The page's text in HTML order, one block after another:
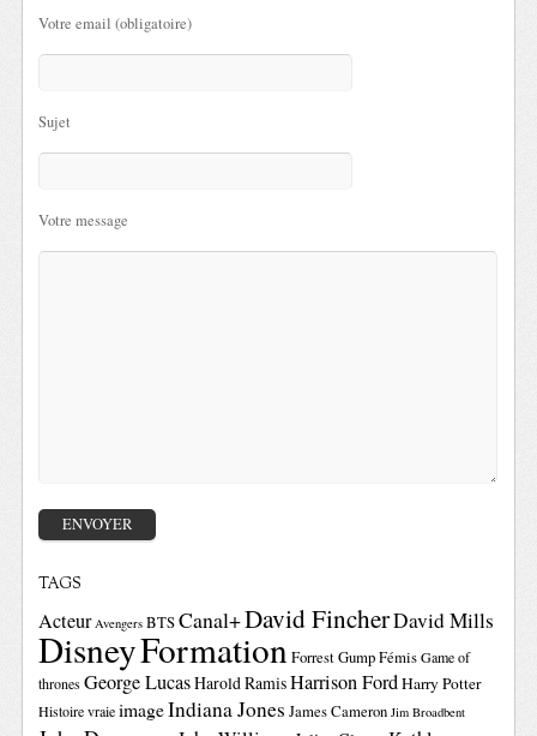
Votre email (obligatoire)
Sujet
Votre message
TAGS
Acteur Avengers BTSCanal+David FincherDavid Mills
DisneyFormationForrest GumpFémis Game of
thrones George LucasHarold RamisHarrison FordHarry Potter
Histoire vraie imageIndiana Jones James Cameron Jim Broadbent